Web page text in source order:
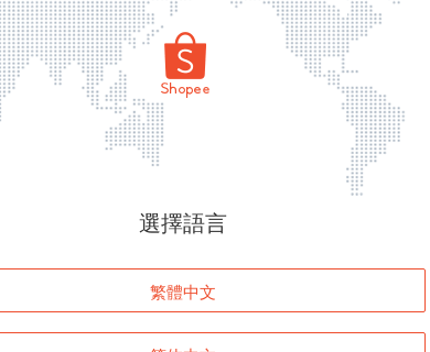
頁面無法顯示
登入
選擇語言
繁體中文